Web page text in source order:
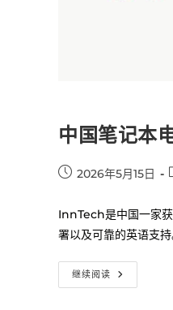
中国笔记本
2026年5月15日
InnTech是中国一家
署以及可靠的英语支
继续阅读